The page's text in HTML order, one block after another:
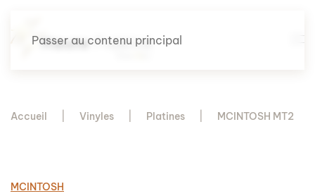
Passer au contenu principal
Accueil Vinyles Platines MCINTOSH MT2
MCINTOSH